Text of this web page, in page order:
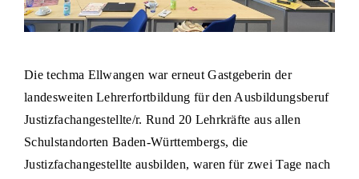
Die techma Ellwangen war erneut Gastgeberin der
landesweiten Lehrerfortbildung für den Ausbildungsberuf
Justizfachangestellte/r. Rund 20 Lehrkräfte aus allen
Schulstandorten Baden-Württembergs, die
Justizfachangestellte ausbilden, waren für zwei Tage nach